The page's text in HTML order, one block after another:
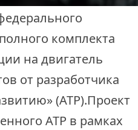
комплекта
на двигатель
от разработчика
(АТР).Проект
АТР в рамках